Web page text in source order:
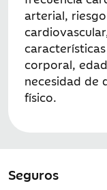
arterial,
corporal,
necesidad de
físico.
Seguros